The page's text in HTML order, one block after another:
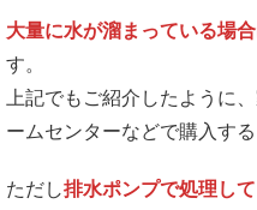
大量に水が溜まっている場
す。
上記でもご紹介したように
ームセンターなどで購入する
ただし排水ポンプで処理し